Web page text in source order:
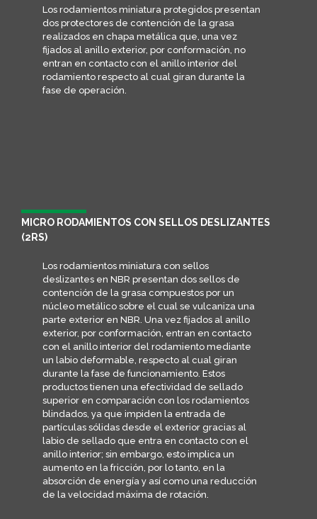
Los rodamientos miniatura protegidos presentan
dos protectores de contención de la grasa
realizados en chapa metálica que, una vez
fijados al anillo exterior, por conformación, no
entran en contacto con el anillo interior del
rodamiento respecto al cual giran durante la
fase de operación.
MICRO RODAMIENTOS CON SELLOS DESLIZANTES
(2RS)
Los rodamientos miniatura con sellos
deslizantes en NBR presentan dos sellos de
contención de la grasa compuestos por un
núcleo metálico sobre el cual se vulcaniza una
parte exterior en NBR. Una vez fijados al anillo
exterior, por conformación, entran en contacto
con el anillo interior del rodamiento mediante
un labio deformable, respecto al cual giran
durante la fase de funcionamiento. Estos
productos tienen una efectividad de sellado
superior en comparación con los rodamientos
blindados, ya que impiden la entrada de
partículas sólidas desde el exterior gracias al
labio de sellado que entra en contacto con el
anillo interior; sin embargo, esto implica un
aumento en la fricción, por lo tanto, en la
absorción de energía y así como una reducción
de la velocidad máxima de rotación.